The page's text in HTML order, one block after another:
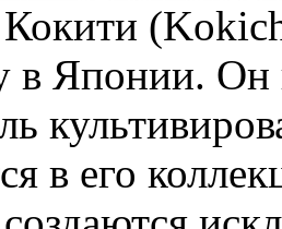
в Японии. Он
в его